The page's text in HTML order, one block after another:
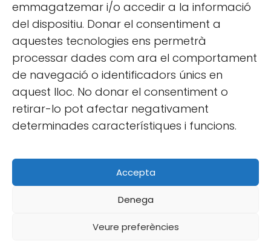
emmagatzemar i/o accedir a la informació
del dispositiu. Donar el consentiment a
aquestes tecnologies ens permetrà
processar dades com ara el comportament
de navegació o identificadors únics en
aquest lloc. No donar el consentiment o
retirar-lo pot afectar negativament
determinades característiques i funcions.
Accepta
Denega
Veure preferències
INFORMACIÓ LEGAL
Avís legal
Política de privacitat
https://lesbruixesdarnes.com